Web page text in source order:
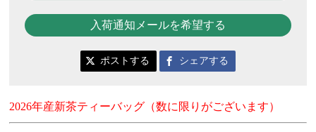
入荷通知メールを希望する
ポストする シェアする
2026年産新茶ティーバッグ（数に限りがございます）